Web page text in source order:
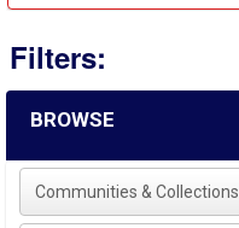
Filters:
BROWSE
Communities & Collections